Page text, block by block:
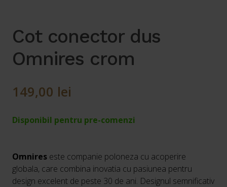
Cot conector dus
Omnires crom
149,00 lei
Disponibil pentru pre-comenzi
Omnires este companie poloneza cu acoperire
globala, care combina inovatia cu pasiunea pentru
design excelent de peste 30 de ani. Designul semnificativ